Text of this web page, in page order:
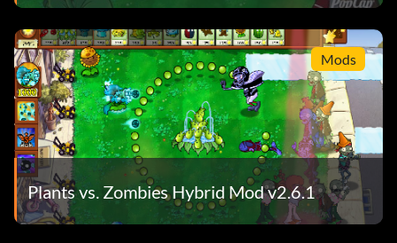
Mods
Plants vs. Zombies Hybrid Mod v2.6.1